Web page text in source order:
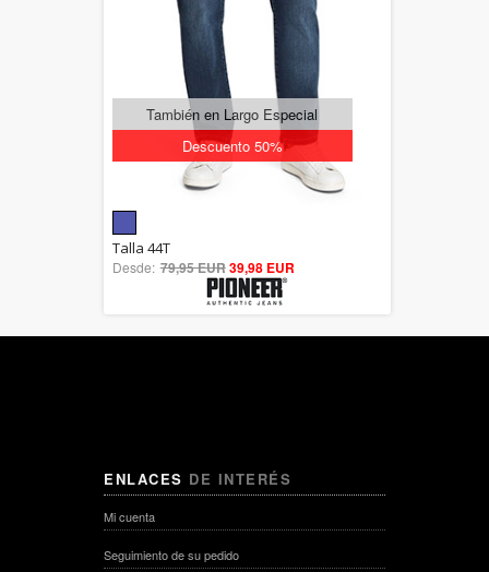
Descuento 50%
También en Largo Especial
out of 5
Talla 44T
Desde: 79,95 EUR39,98 EUR
ENLACES DE INTERÉS
Mi cuenta
Seguimiento de su pedido